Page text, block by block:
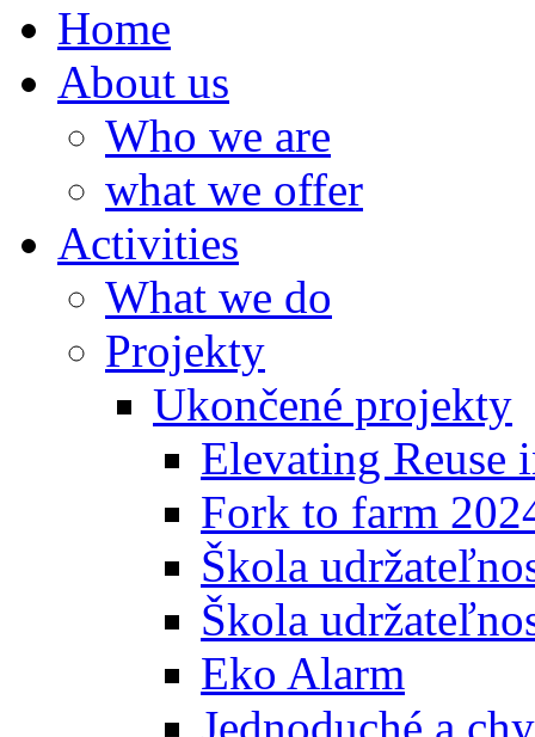
Home
About us
Who we are
what we offer
Activities
What we do
Projekty
Ukončené projekty
Elevating Reuse
Fork to farm
Škola
Škola
Eko Alarm
Jednoduché a